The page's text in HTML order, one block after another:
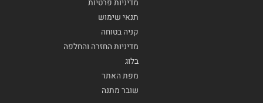
מדיניות פרטיות
תנאי שימוש
קניה בטוחה
מדיניות החזרה והחלפה
בלוג
מפת האתר
שובר מתנה